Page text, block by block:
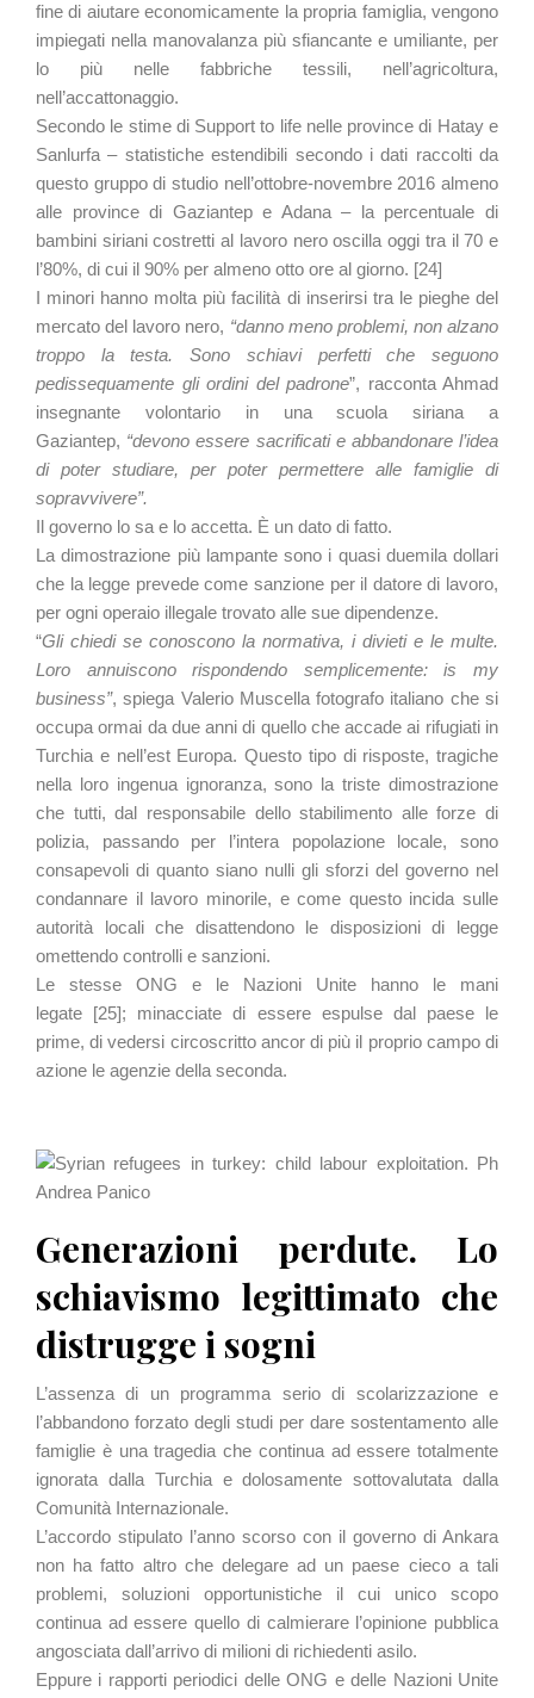
fine di aiutare economicamente la propria famiglia, vengono
impiegati nella manovalanza più sfiancante e umiliante, per
lo più nelle fabbriche tessili, nell’agricoltura,
nell’accattonaggio.
Secondo le stime di Support to life nelle province di Hatay e
Sanlurfa – statistiche estendibili secondo i dati raccolti da
questo gruppo di studio nell’ottobre-novembre 2016 almeno
alle province di Gaziantep e Adana – la percentuale di
bambini siriani costretti al lavoro nero oscilla oggi tra il 70 e
l’80%, di cui il 90% per almeno otto ore al giorno. [24]
I minori hanno molta più facilità di inserirsi tra le pieghe del
mercato del lavoro nero, “danno meno problemi, non alzano
troppo la testa. Sono schiavi perfetti che seguono
pedissequamente gli ordini del padrone”, racconta Ahmad
insegnante volontario in una scuola siriana a
Gaziantep, “devono essere sacrificati e abbandonare l’idea
di poter studiare, per poter permettere alle famiglie di
sopravvivere”.
Il governo lo sa e lo accetta. È un dato di fatto.
La dimostrazione più lampante sono i quasi duemila dollari
che la legge prevede come sanzione per il datore di lavoro,
per ogni operaio illegale trovato alle sue dipendenze.
“Gli chiedi se conoscono la normativa, i divieti e le multe.
Loro annuiscono rispondendo semplicemente: is my
business”, spiega Valerio Muscella fotografo italiano che si
occupa ormai da due anni di quello che accade ai rifugiati in
Turchia e nell’est Europa. Questo tipo di risposte, tragiche
nella loro ingenua ignoranza, sono la triste dimostrazione
che tutti, dal responsabile dello stabilimento alle forze di
polizia, passando per l’intera popolazione locale, sono
consapevoli di quanto siano nulli gli sforzi del governo nel
condannare il lavoro minorile, e come questo incida sulle
autorità locali che disattendono le disposizioni di legge
omettendo controlli e sanzioni.
Le stesse ONG e le Nazioni Unite hanno le mani
legate [25]; minacciate di essere espulse dal paese le
prime, di vedersi circoscritto ancor di più il proprio campo di
azione le agenzie della seconda.
Generazioni perdute. Lo
schiavismo legittimato che
distrugge i sogni
L’assenza di un programma serio di scolarizzazione e
l’abbandono forzato degli studi per dare sostentamento alle
famiglie è una tragedia che continua ad essere totalmente
ignorata dalla Turchia e dolosamente sottovalutata dalla
Comunità Internazionale.
L’accordo stipulato l’anno scorso con il governo di Ankara
non ha fatto altro che delegare ad un paese cieco a tali
problemi, soluzioni opportunistiche il cui unico scopo
continua ad essere quello di calmierare l’opinione pubblica
angosciata dall’arrivo di milioni di richiedenti asilo.
Eppure i rapporti periodici delle ONG e delle Nazioni Unite